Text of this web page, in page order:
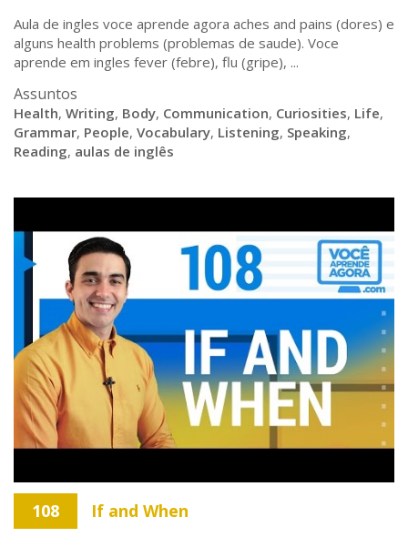
Aula de ingles voce aprende agora aches and pains (dores) e
alguns health problems (problemas de saude). Voce
aprende em ingles fever (febre), flu (gripe), ...
Assuntos
Health, Writing, Body, Communication, Curiosities, Life,
Grammar, People, Vocabulary, Listening, Speaking,
Reading, aulas de inglês
108 If and When